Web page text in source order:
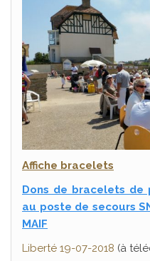
Affiche bracelets
Dons de bracelets
au poste de secours
MAIF
Liberté 19-07-2018 (à